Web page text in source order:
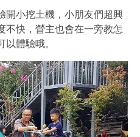
開小挖土機，小朋友們超興
不快，營主也會在一旁教怎
體驗哦。